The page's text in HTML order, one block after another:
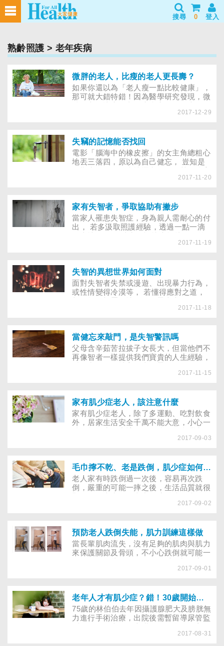
搜尋 0 登入
熟齡照護 > 老年疾病
微胖的老人，比瘦的老人更長壽？
如果你還以為「老人瘦一點比較健康」，
那可就大錯特錯！因為醫學研究發現，微
2017-12-29
失竊的記憶能否找回
電影「腦海中的橡皮擦」的女主角總粗心
地丟三落四，原以為自己健忘， 豈知是
她最愛的新婚丈夫…… 失智真的會將記
卻是高血壓、糖尿病等心血管疾病門診的
老病號。一次嚴重的血糖過高，他昏迷2
天後才被家人發現、緊急送醫，就醫後竟
產生失智現象，數字1～10都唸不全，更
2017-11-20
家有失智者，爭取協助有撇步
當家人罹患失智症，身為親人需耐心的付
出， 若多汲取照護經驗，透過一點一滴
相識的悸動…… 「要去公園迄逃（台
活動。雖然母親與人閒聊，偶爾還會忘記
建榮是她兒子，只以「照顧我的人」稱
之，但看著媽媽狀態穩定、過得快樂，建
榮認為這是身為子女最大的安慰。
2017-11-19
失智的異想世界如何面對
面對失智者失禁或漫遊、出現暴力行為，
或性情變得冷漠等， 若懂得應對之道，
護也能更具人性且溫馨。 國內某腦神經
提早退休、全心投入。家有失智症患者，
對家庭而言是身體和心理的負擔。這位母
親很幸運，不但有兒女全心照顧，以她80
多歲罹患失智的年紀，也算「較晚」。
2017-11-18
當健忘來敲門，是失智警訊嗎
父母含辛茹苦拉拔子女長大，但當他們不
再像智者一樣提供我們寶貴的人生經驗，
沒……甚至找不到回家的路，如同孩子
2017-11-15
家有肌少症老人，該注意什麼
家有肌少症老人，除了多運動、吃對飲食
外，居家生活安全千萬不能大意，小心一
董事長辜成允、歌仔戲天王「小明明」年
倒重傷。老人家「跌不起」，一摔可能就
爬不起來，國家衛生研究院群體健康科學
研究所副所長許志成表示，「患有肌少症
的老人，跌倒風險是一般老人的3倍」，
顯示家有肌少症長輩時，全家都要更重視
2017-09-03
毛巾擰不乾、老是跌倒，肌少症如何確診
老人家有時跌倒過一次後，容易再次跌
倒，嚴重的可能一摔之後，生活品質就很
中心醫師吳蔓君以診間一位75歲老先生為
特別帶他來診間求助。經詳細檢查，排除
視力、心血管、神經系統等問題後，認為
他「肌肉力量不足、功能下降」的機率很
高，因此教導他鍛鍊肌肉的技巧。半年後
再追蹤，家人說老先生的身體及行動力比
2017-09-02
預防老人跌倒失能，肌力訓練這樣做
當長輩肌肉流失，沒有足夠的肌肉與肌力
來保護關節及骨頭，不小心跌倒就可能一
讓職能治療師教你，在家利用一把椅子練
加快，「肌少症」成了高齡社會亟待解決
的難題。
2017-09-01
老年人才有肌少症？錯！30歲開始肌肉流失
75歲的林伯伯去年因攝護腺肥大及膀胱無
力進行手術治療，出院後需暫留導尿管監
便、出門不自在，幾乎都躺臥床上，或坐
2017-08-31